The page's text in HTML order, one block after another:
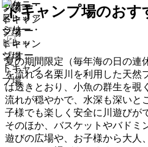
トキャンプ場のおす
夏の期間限定（毎年海の日の連
を流れる名栗川を利用した天然
は透きとおり、小魚の群生を覗
流れが穏やかで、水深も深いと
子様でも楽しく安全に川遊びが
そのほか、バスケットやバドミ
遊びの広場や、お子様から大人